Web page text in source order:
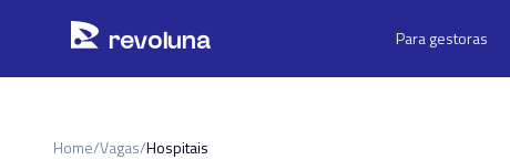
revoluna Para gestoras
Home/Vagas/Hospitais